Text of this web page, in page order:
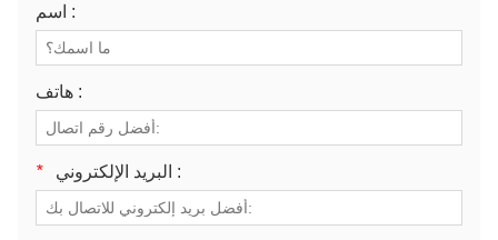
اسم :
هاتف :
* البريد الإلكتروني :